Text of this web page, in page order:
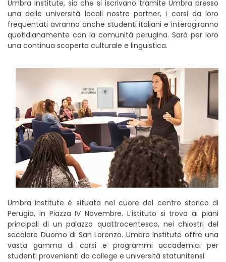
Umbra Institute, sia che si iscrivano tramite Umbra presso
una delle università locali nostre partner, i corsi da loro
frequentati avranno anche studenti italiani e interagiranno
quotidianamente con la comunità perugina. Sarà per loro
una continua scoperta culturale e linguistica.
Umbra Institute è situata nel cuore del centro storico di
Perugia, in Piazza IV Novembre. L’istituto si trova ai piani
principali di un palazzo quattrocentesco, nei chiostri del
secolare Duomo di San Lorenzo. Umbra Institute offre una
vasta gamma di corsi e programmi accademici per
studenti provenienti da college e università statunitensi.